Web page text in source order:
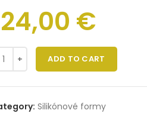
24,00 €
ADD TO CART
Silikónové formy